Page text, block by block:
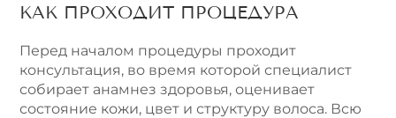
КАК ПРОХОДИТ ПРОЦЕДУРА
Перед началом процедуры проходит
консультация, во время которой специалист
собирает анамнез здоровья, оценивает
состояние кожи, цвет и структуру волоса. Всю